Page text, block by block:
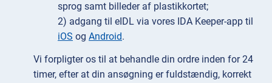
sprog samt billeder af plastikkortet;
2) adgang til eIDL via vores IDA Keeper-app til
iOS og Android.
Vi forpligter os til at behandle din ordre inden for 24
timer, efter at din ansøgning er fuldstændig, korrekt